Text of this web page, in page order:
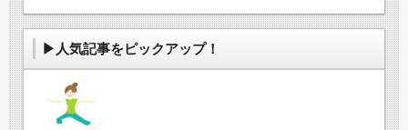
▶人気記事をピックアップ！